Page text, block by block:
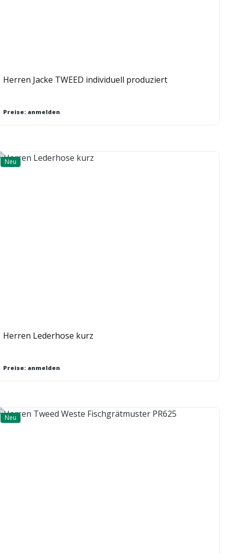
Herren Jacke TWEED individuell produziert
Preise: anmelden
Neu
Herren Lederhose kurz
Preise: anmelden
Neu